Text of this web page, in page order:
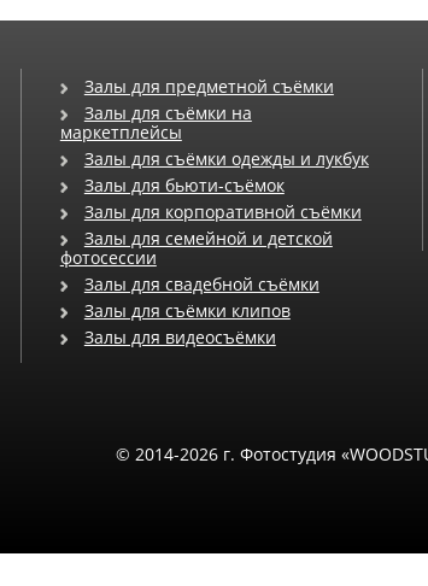
Залы для предметной съёмки
Залы для съёмки на
маркетплейсы
Залы для съёмки одежды и лукбук
Залы для бьюти-съёмок
Залы для корпоративной съёмки
Залы для семейной и детской
фотосессии
Залы для свадебной съёмки
Залы для съёмки клипов
Залы для видеосъёмки
© 2014-2026 г. Фотостудия